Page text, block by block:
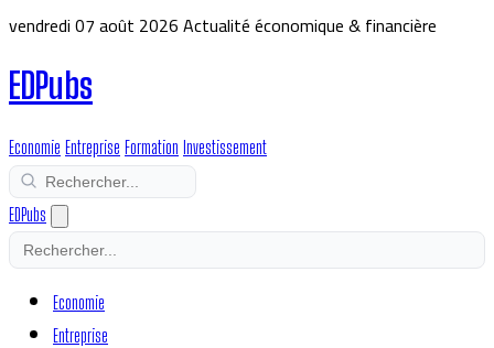
vendredi 07 août 2026Actualité économique & financière
EDPubs
Economie Entreprise Formation Investissement
EDPubs
Economie
Entreprise